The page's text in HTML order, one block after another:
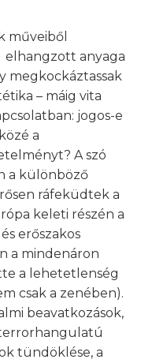
műveiből
anyaga
megkockáztassak
– máig vita
jogos-e
a
A szó
a különböző
ráfeküdtek a
keleti részén a
erőszakos
a mindenáron
a lehetetlenség
csak a zenében).
beavatkozások,
tündöklése, a